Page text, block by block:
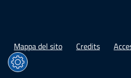
Mappa del sito Credits